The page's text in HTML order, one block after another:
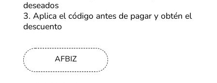
Acerca de Kaspersky
la seguridad informática, que ofrece protección
avanzada a usuarios y empresas contra una variedad de
amenazas en línea. Desde su fundación en 1997,
deseados
3. Aplica el código antes de pagar y obtén el
descuento
AFBIZ